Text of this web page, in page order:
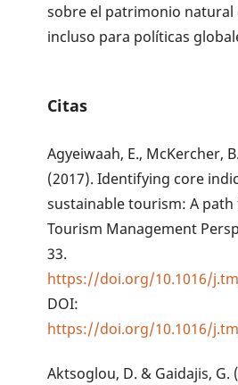
sobre el patrimonio natural
incluso para políticas
Citas
Agyeiwaah, E., McKercher,
(2017). Identifying core
sustainable tourism: A
Tourism Management
33.
https://doi.org/10.1016/
DOI:
https://doi.org/10.1016/
Aktsoglou, D. & Gaidajis, G.